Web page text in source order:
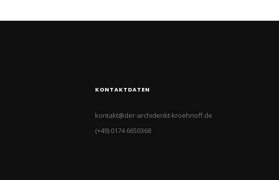
KONTAKTDATEN
kontakt@der-archidenkt-kroehnoff.de
(+49) 0174 6650368